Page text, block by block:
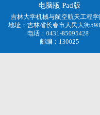
电脑版 Pad版
吉林大学机械与航空航天工程
地址：吉林省长春市人民大街
电话：0431-85095428
邮编：130025